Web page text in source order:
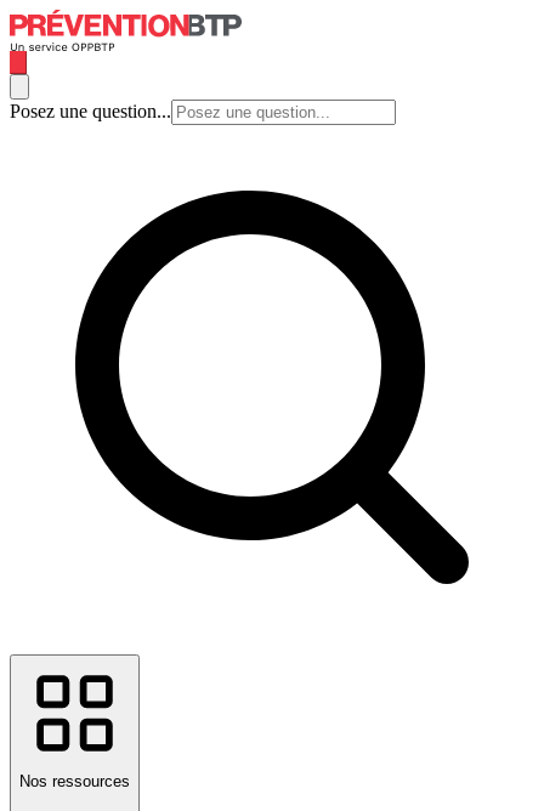
Posez une question...
Nos ressources